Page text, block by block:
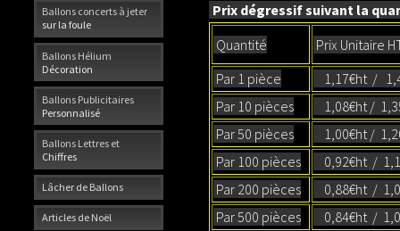
Ballons concerts à jeter
sur la foule
Ballons Hélium
Décoration
Ballons Publicitaires
Personnalisé
Ballons Lettres et
Chiffres
Lâcher de Ballons
Articles de Noël
Prix dégressif suivant la
Quantité
Prix Unitaire
Par 1 pièce
1,17€ht /
Par 10 pièces
1,08€ht /
Par 50 pièces
1,00€ht /
Par 100 pièces
0,92€ht /
Par 200 pièces
0,88€ht /
Par 500 pièces
0,84€ht /